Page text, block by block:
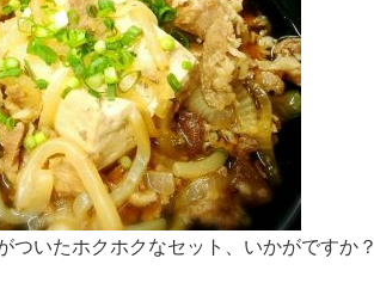
ついたホクホクなセット、いかがですか？